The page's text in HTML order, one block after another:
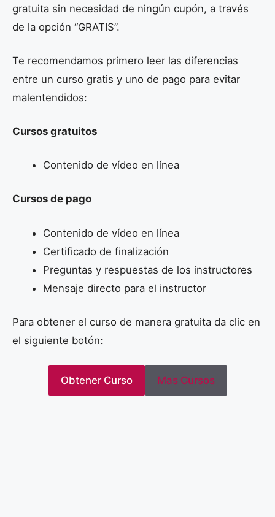
gratuita sin necesidad de ningún cupón, a través
de la opción “GRATIS”.
Te recomendamos primero leer las diferencias
entre un curso gratis y uno de pago para evitar
malentendidos:
Cursos gratuitos
Contenido de vídeo en línea
Cursos de pago
Contenido de vídeo en línea
Certificado de finalización
Preguntas y respuestas de los instructores
Mensaje directo para el instructor
Para obtener el curso de manera gratuita da clic en
el siguiente botón:
Obtener Curso Mas Cursos